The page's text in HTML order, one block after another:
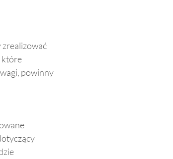
zrealizować
które
powinny